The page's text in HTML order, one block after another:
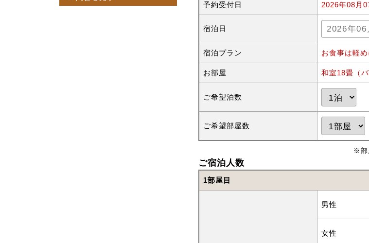
予約受付日 2026年08月
宿泊日
宿泊プラン お食事は軽
お部屋 和室18畳（
ご希望泊数
ご希望部屋数
※部
ご宿泊人数
1部屋目
男性
女性